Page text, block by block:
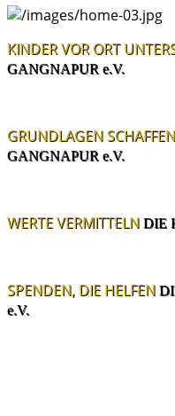
KINDER VOR ORT
GANGNAPUR e.V.
GRUNDLAGEN SCHAFFEN
GANGNAPUR e.V.
WERTE VERMITTELN DIE
SPENDEN, DIE HELFEN
e.V.